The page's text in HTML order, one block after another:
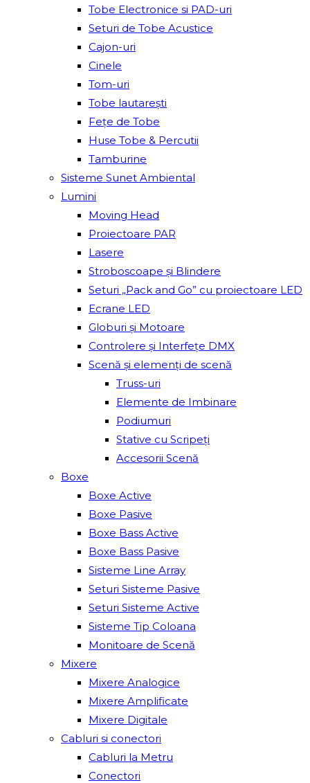
Tobe Electronice si PAD-uri
Seturi de Tobe Acustice
Cajon-uri
Cinele
Tom-uri
Tobe lautareşti
Fețe de Tobe
Huse Tobe & Percutii
Tamburine
Sisteme Sunet Ambiental
Lumini
Moving Head
Proiectoare PAR
Lasere
Stroboscoape și Blindere
Seturi „Pack and Go” cu proiectoare LED
Ecrane LED
Globuri și Motoare
Controlere și Interfețe DMX
Scenă și elemenți de scenă
Truss-uri
Elemente de Imbinare
Podiumuri
Stative cu Scripeți
Accesorii Scenă
Boxe
Boxe Active
Boxe Pasive
Boxe Bass Active
Boxe Bass Pasive
Sisteme Line Array
Seturi Sisteme Pasive
Seturi Sisteme Active
Sisteme Tip Coloana
Monitoare de Scenă
Mixere
Mixere Analogice
Mixere Amplificate
Mixere Digitale
Cabluri si conectori
Cabluri la Metru
Conectori